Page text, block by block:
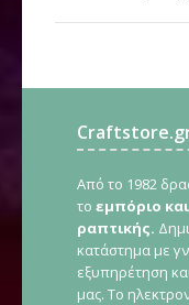
Από το 1982
το εμπόριο
ραπτικής.
κατάστημα με
εξυπηρέτηση
μας. Το